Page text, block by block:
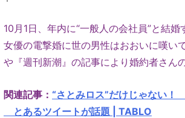
10月1日、年内に“一般人の会社員”と結
女優の電撃婚に世の男性はおおいに嘆い
や『週刊新潮』の記事により婚約者さん
関連記事： “さとみロス”だけじゃない
とあるツイートが話題 | TABLO